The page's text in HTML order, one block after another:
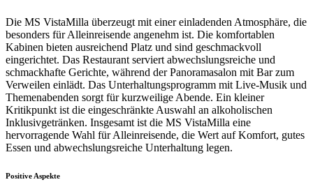
Die MS VistaMilla überzeugt mit einer einladenden Atmosphäre, die
besonders für Alleinreisende angenehm ist. Die komfortablen
Kabinen bieten ausreichend Platz und sind geschmackvoll
eingerichtet. Das Restaurant serviert abwechslungsreiche und
schmackhafte Gerichte, während der Panoramasalon mit Bar zum
Verweilen einlädt. Das Unterhaltungsprogramm mit Live-Musik und
Themenabenden sorgt für kurzweilige Abende. Ein kleiner
Kritikpunkt ist die eingeschränkte Auswahl an alkoholischen
Inklusivgetränken. Insgesamt ist die MS VistaMilla eine
hervorragende Wahl für Alleinreisende, die Wert auf Komfort, gutes
Essen und abwechslungsreiche Unterhaltung legen.
Positive Aspekte